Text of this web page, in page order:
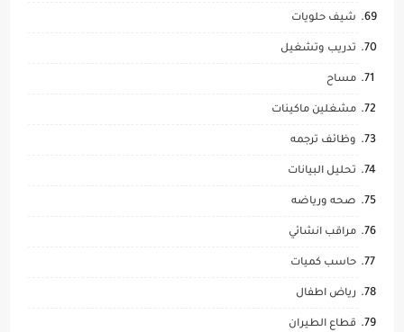
شيف حلويات
تدريب وتشغيل
مساح
مشغلين ماكينات
وظائف ترجمه
تحليل البيانات
صحه ورياضه
مراقب انشائي
حاسب كميات
رياض اطفال
قطاع الطيران